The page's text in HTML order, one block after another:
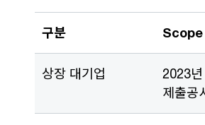
구분 Scope
상장 대기업
2023
제출공